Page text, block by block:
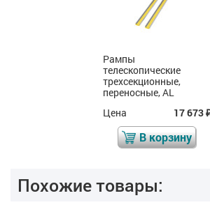
Рампы
телескопические
трехсекционные,
переносные, AL
Цена
17 673
В корзину
Похожие товары: